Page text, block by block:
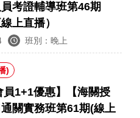
考證輔導班第46期
上直播）
班別：晚上
)
員1+1優惠】【海關授
關實務班第61期(線上